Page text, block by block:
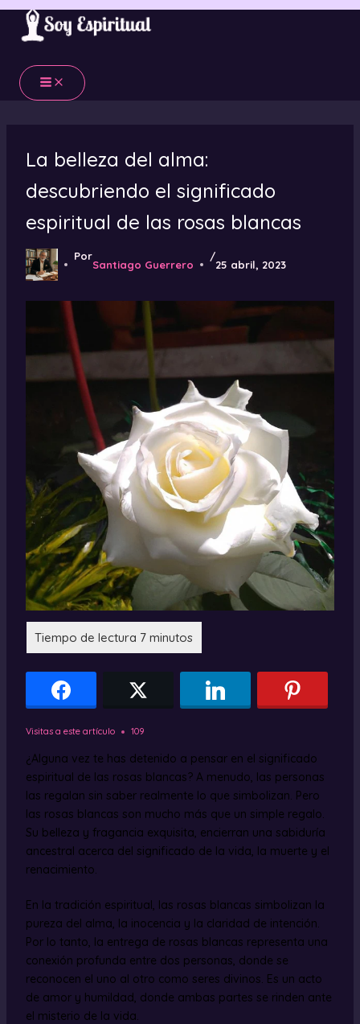
Ir
contenido
La belleza del alma:
descubriendo el significado
espiritual de las rosas blancas
Por
Santiago Guerrero
/
25 abril, 2023
Visitas a este artículo 109
¿Alguna vez te has detenido a pensar en el significado
espiritual de las rosas blancas? A menudo, las personas
las regalan sin saber realmente lo que simbolizan. Pero
las rosas blancas son mucho más que un simple regalo.
Su belleza y fragancia exquisita, encierran una sabiduría
ancestral acerca del significado de la vida, la muerte y el
renacimiento.
En la tradición espiritual, las rosas blancas simbolizan la
pureza del alma, la inocencia y la claridad de intención.
Por lo tanto, la entrega de rosas blancas representa una
conexión profunda entre dos personas, donde se
reconocen el uno al otro como seres divinos. Es un acto
de amor y humildad, donde ambas partes se rinden ante
el misterio de la vida.